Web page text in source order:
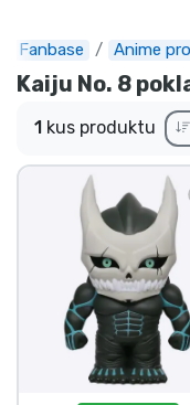
Fanbase Anime
Kaiju No. 8
1 kus produktu
Předobjednat
Outlet
Doprava a
Seriálové věci
Filmové věci
Úžasné věci